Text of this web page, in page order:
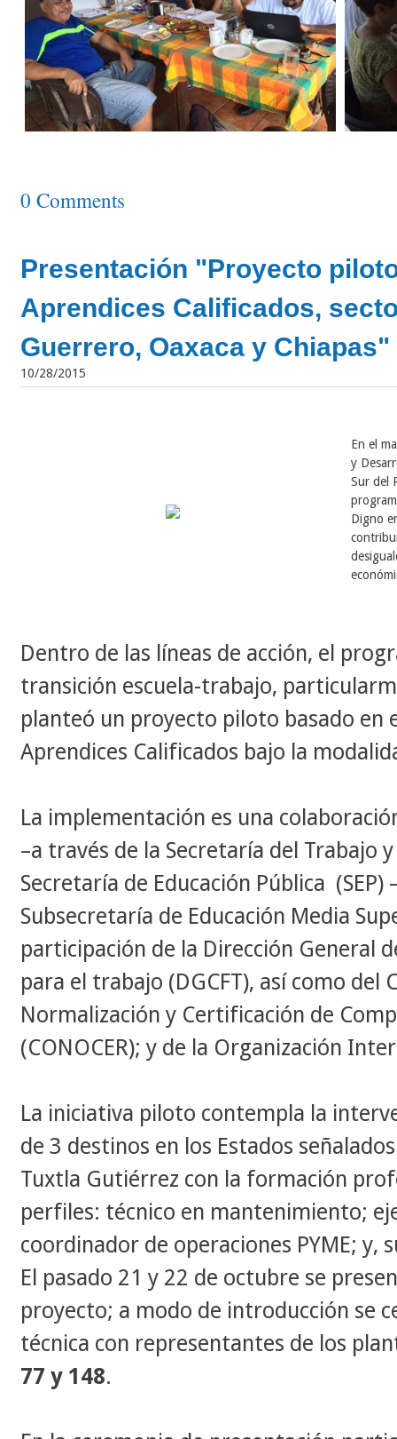
0 Comments
Presentación "Proyecto
Aprendices Calificados,
Guerrero, Oaxaca y Chiapas"
10/28/2015
​En el
y
Sur del
Digno
Dentro de las líneas de acción, el
transición escuela-trabajo,
planteó un proyecto piloto basado en
Aprendices Calificados bajo la
La implementación es una
–a través de la Secretaría del Trabajo y
Secretaría de Educación Pública (SEP)
Subsecretaría de Educación Media
participación de la Dirección General
para el trabajo (DGCFT), así como del
Normalización y Certificación de
(CONOCER); y de la Organización
La iniciativa piloto contempla la
de 3 destinos en los Estados
Tuxtla Gutiérrez con la formación
perfiles: técnico en mantenimiento;
coordinador de operaciones PYME; y,
El pasado 21 y 22 de octubre se
proyecto; a modo de introducción se
técnica con representantes de los
77 y 148.